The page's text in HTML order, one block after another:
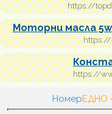
https://
Моторни масла
https://
https://
НомерЕДНО